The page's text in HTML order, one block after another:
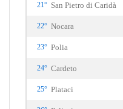
21° San Pietro di Caridà
22° Nocara
23° Polia
24° Cardeto
25° Plataci